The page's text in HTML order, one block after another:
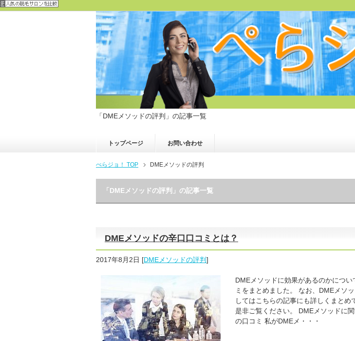
「DMEメソッドの評判」の記事一覧
トップページ お問い合わせ
ぺらジョ！ TOP DMEメソッドの評判
「DMEメソッドの評判」の記事一覧
DMEメソッドの辛口口コミとは？
2017年8月2日 [DMEメソッドの評判]
DMEメソッドに効果があるのかについ
ミをまとめました。 なお、DMEメソ
してはこちらの記事にも詳しくまとめ
是非ご覧ください。 DMEメソッドに
の口コミ 私がDMEメ・・・